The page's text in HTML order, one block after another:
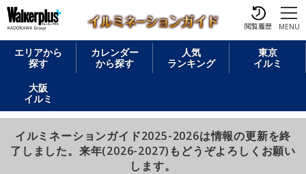
閲覧履歴 MENU
エリアから
探す
カレンダー
から探す
人気
ランキング
東京
イルミ
大阪
イルミ
イルミネーションガイド2025-2026は情報の更新を終
了しました。来年(2026-2027)もどうぞよろしくお願い
します。